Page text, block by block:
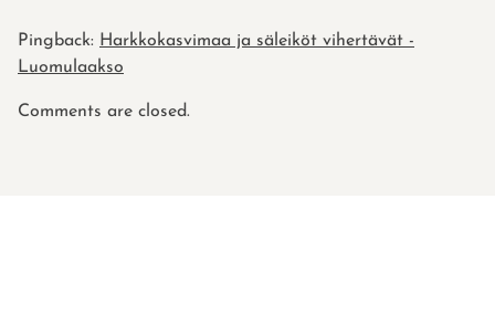
Pingback: Harkkokasvimaa ja säleiköt vihertävät -
Luomulaakso
Comments are closed.